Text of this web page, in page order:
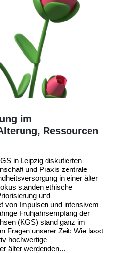
im
Ressourcen
in Leipzig diskutierten
und Praxis zentrale
in einer älter
standen ethische
und
von Impulsen und intensivem
Frühjahrsempfang der
(KGS) stand ganz im
Fragen unserer Zeit: Wie lässt
hochwertige
älter werdenden...